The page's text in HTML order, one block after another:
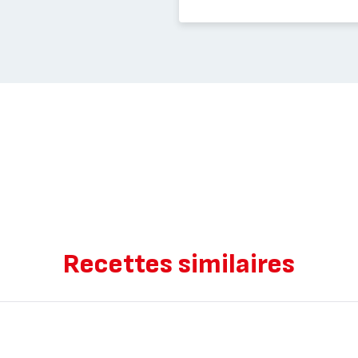
Recettes similaires